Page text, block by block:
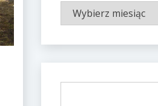
ARCHIWUM
WPISÓW